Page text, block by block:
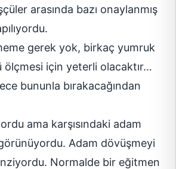
arasında bazı onaylanmış
gerek yok, birkaç yumruk
ölçmesi için yeterli olacaktır…
bununla bırakacağından
ama karşısındaki adam
Adam dövüşmeyi
Normalde bir eğitmen